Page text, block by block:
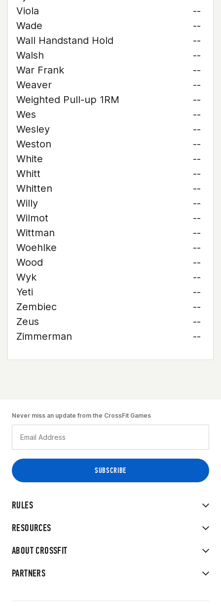
Viola
--
Wade
--
Wall Handstand Hold
--
Walsh
--
War Frank
--
Weaver
--
Weighted Pull-up 1RM
--
Wes
--
Wesley
--
Weston
--
White
--
Whitt
--
Whitten
--
Willy
--
Wilmot
--
Wittman
--
Woehlke
--
Wood
--
Wyk
--
Yeti
--
Zembiec
--
Zeus
--
Zimmerman
--
RULES
RESOURCES
ABOUT CROSSFIT
PARTNERS
Never miss an update from the CrossFit Games